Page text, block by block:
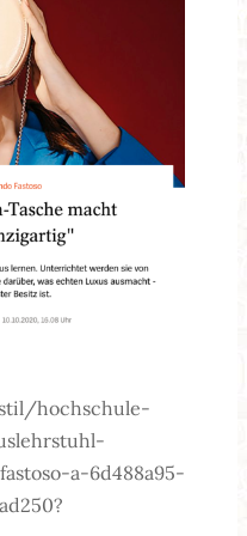
hochschule-
a-6d488a95-